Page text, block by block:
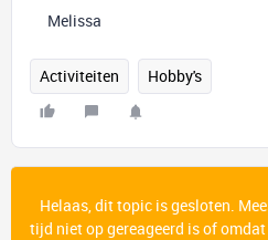
Melissa
Activiteiten Hobby's
Helaas, dit topic is gesloten.
tijd niet op gereageerd is of